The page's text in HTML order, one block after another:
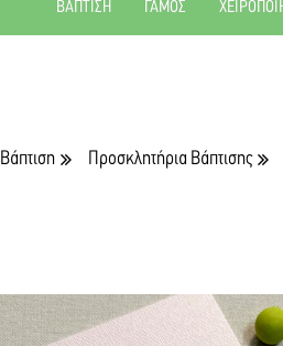
ΒΑΠΤΙΣΗ ΓΑΜΟΣ
Βάπτιση Προσκλητήρια Βάπτισης